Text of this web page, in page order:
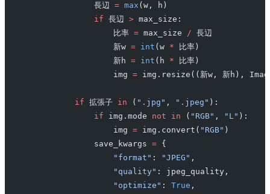
                長辺
= max (w, h)
                if
長辺 > max_size:
                    比率
= max_size / 長辺
                    新w
= int (w * 比率)
                    新h
= int (h * 比率)
                    img
= img.resize((新w, 新h),
            if
拡張子 in ( ".jpg" , ".jpeg" ):
                if
img.mode not in ( "RGB" , "L" ):
                    img
= img.convert( "RGB" )
                save_kwargs
= {
                    "format"
: "JPEG" ,
                    "quality"
: jpeg_quality,
                    "optimize"
: True ,